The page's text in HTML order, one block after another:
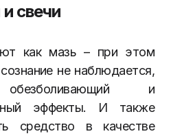
свечи
как мазь – при этом
не наблюдается,
и
эффекты. И также
средство в качестве